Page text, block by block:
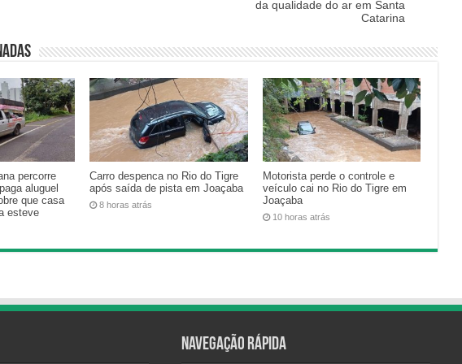
da qualidade do ar em Santa
Catarina
percorre
aluguel
que casa
esteve
Carro despenca no Rio do Tigre
após saída de pista em Joaçaba
8 horas atrás
Motorista perde o controle e
veículo cai no Rio do Tigre em
Joaçaba
10 horas atrás
Navegação Rápida